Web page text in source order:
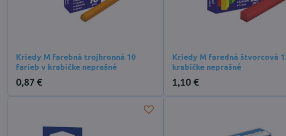
Kriedy M farebná trojhronná 10
farieb v krabičke neprašné
0,87 €
Kriedy M faredná štvorcová
krabičke neprašné
1,10 €